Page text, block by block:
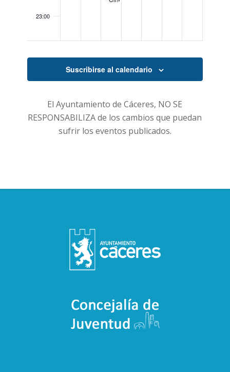
23:00
en
Suscribirse al calendario
El Ayuntamiento de Cáceres, NO SE
RESPONSABILIZA de los cambios que puedan
sufrir los eventos publicados.